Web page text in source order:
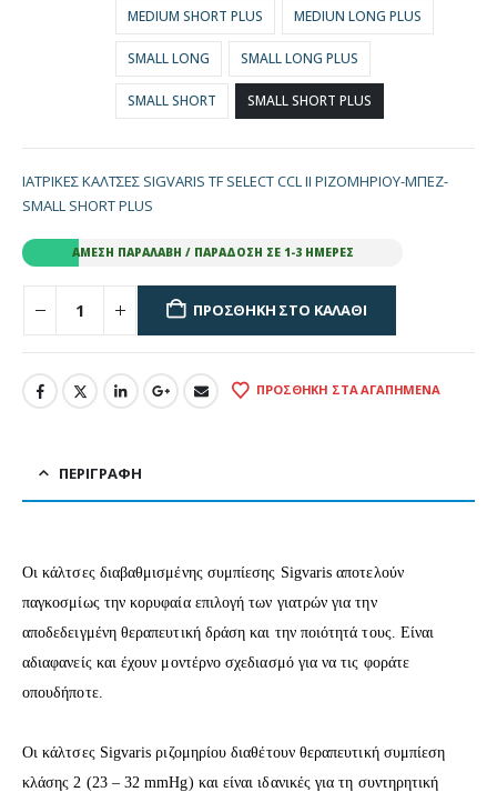
MEDIUM SHORT PLUS MEDIUN LONG PLUS
SMALL LONG SMALL LONG PLUS
SMALL SHORT SMALL SHORT PLUS
ΙΑΤΡΙΚΕΣ ΚΑΛΤΣΕΣ SIGVARIS TF SELECT CCL II ΡΙΖΟΜΗΡΙΟΥ-ΜΠΕΖ-
SMALL SHORT PLUS
ΆΜΕΣΗ ΠΑΡΑΛΑΒΉ / ΠΑΡΆΔΟΣΗ ΣΕ 1-3 ΗΜΈΡΕΣ
ΠΡΟΣΘΉΚΗ ΣΤΟ ΚΑΛΆΘΙ
ΠΡΟΣΘΉΚΗ ΣΤΑ ΑΓΑΠΗΜΈΝΑ
ΠΕΡΙΓΡΑΦΉ
Οι κάλτσες διαβαθμισμένης συμπίεσης Sigvaris αποτελούν
παγκοσμίως την κορυφαία επιλογή των γιατρών για την
αποδεδειγμένη θεραπευτική δράση και την ποιότητά τους. Είναι
αδιαφανείς και έχουν μοντέρνο σχεδιασμό για να τις φοράτε
οπουδήποτε.
Οι κάλτσες Sigvaris ριζομηρίου διαθέτουν θεραπευτική συμπίεση
κλάσης 2 (23 – 32 mmHg) και είναι ιδανικές για τη συντηρητική